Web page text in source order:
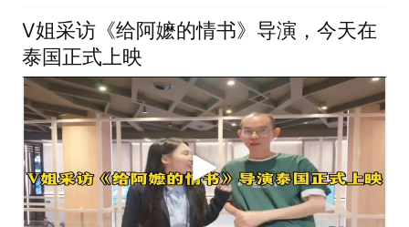
V姐采访《给阿嬷的情书》导演，今天在
泰国正式上映